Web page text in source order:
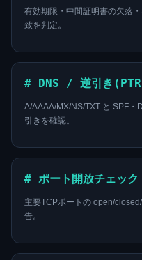
有効期限・中間証明書の欠落
致を判定。
# DNS / 逆引き
A/AAAA/MX/NS/TXT と SPF
引きを確認。
# ポート開放チェック
主要TCPポートの open/
告。